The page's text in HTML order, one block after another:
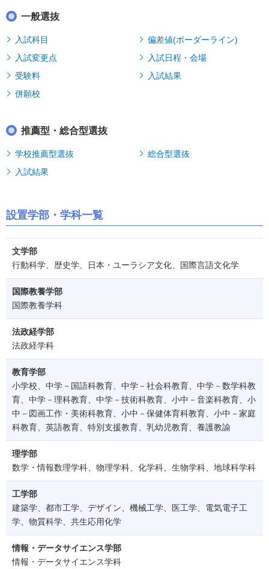
一般選抜
入試科目
偏差値(ボーダーライン)
入試変更点
入試日程・会場
受験料
入試結果
併願校
推薦型・総合型選抜
学校推薦型選抜
総合型選抜
入試結果
設置学部・学科一覧
文学部
行動科学、歴史学、日本・ユーラシア文化、国際言語文化学
国際教養学部
国際教養学科
法政経学部
法政経学科
教育学部
小学校、中学－国語科教育、中学－社会科教育、中学－数学科教
育、中学－理科教育、中学－技術科教育、小中－音楽科教育、小
中－図画工作・美術科教育、小中－保健体育科教育、小中－家庭
科教育、英語教育、特別支援教育、乳幼児教育、養護教諭
理学部
数学・情報数理学科、物理学科、化学科、生物学科、地球科学科
工学部
建築学、都市工学、デザイン、機械工学、医工学、電気電子工
学、物質科学、共生応用化学
情報・データサイエンス学部
情報・データサイエンス学科